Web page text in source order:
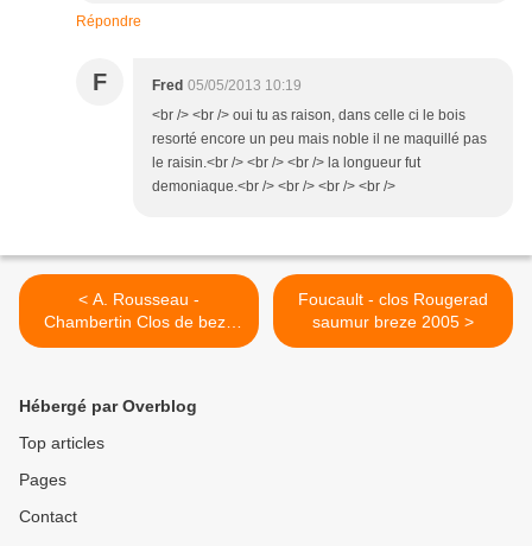
Répondre
F Fred 05/05/2013 10:19
<br /> <br /> oui tu as raison, dans celle ci le bois
resorté encore un peu mais noble il ne maquillé pas
le raisin.<br /> <br /> <br /> la longueur fut
demoniaque.<br /> <br /> <br /> <br />
< A. Rousseau -
Chambertin Clos de beze
2000
Foucault - clos Rougerad
saumur breze 2005 >
Hébergé par Overblog
Top articles
Pages
Contact